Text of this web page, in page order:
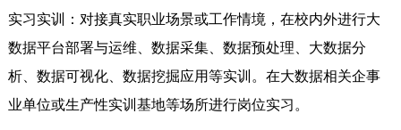
实习实训：对接真实职业场景或工作情境，在校内外进行大
数据平台部署与运维、数据采集、数据预处理、大数据分
析、数据可视化、数据挖掘应用等实训。在大数据相关企事
业单位或生产性实训基地等场所进行岗位实习。